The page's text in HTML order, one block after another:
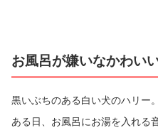
お風呂が嫌いなかわい
黒いぶちのある白い犬のハリー
ある日、お風呂にお湯を入れる